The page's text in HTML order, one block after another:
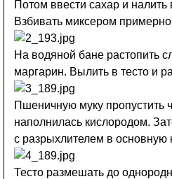
Потом ввести сахар и
Взбивать миксером
На водяной бане растопить
маргарин. Вылить в тесто и
Пшеничную муку пропустить
наполнилась кислородом.
с разрыхлителем в основную
Тесто размешать до